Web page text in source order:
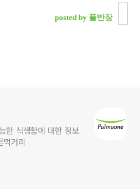
posted by 풀반장
한 식생활에 대한 정보
거리